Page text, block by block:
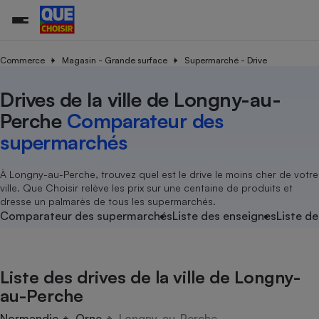
Commerce Magasin - Grande surface Supermarché - Drive
Drives de la ville de Longny-au-
Perche Comparateur des
supermarchés
À Longny-au-Perche, trouvez quel est le drive le moins cher de votre
ville. Que Choisir relève les prix sur une centaine de produits et
dresse un palmarès de tous les supermarchés.
Comparateur des supermarchésListe des enseignesListe
Liste des drives de la ville de Longny-
au-Perche
Additifs
Nutrition
Assurance auto
Magasin - Grande surface
Marketing - Fidélisation
Organismes de défense
Système judiciaire
Air
Energie
Achat - Vente - Travaux
Location
Sport
Vacances - Tourisme
électrique
Démarche administrative
Senior
Service marchand
Train
Transport aérien
Toutes les actualités
Enquêtes
Guides d'achat
Conseils
Brèves
Tous les services
Soumettre un litige
Lettres types
Tous nos combats
Nos actions
Nos grandes victoires
Les billets de la présidente
Nos associations locales
Nous rejoindre
nous ?
L’association
Nos missions
Notre méthodologie
Notre financement
Nos partenaires
Nous rejoindre